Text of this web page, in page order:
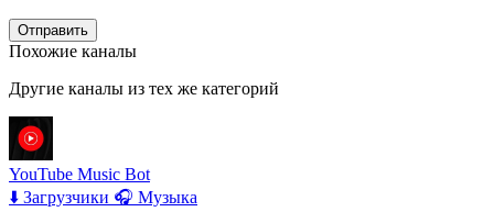
Отправить
Похожие каналы
Другие каналы из тех же категорий
YouTube Music Bot
⬇️ Загрузчики 🎧 Музыка